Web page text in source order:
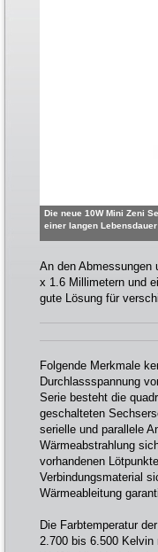
Die neue 10W Mini Zeni
einer langen
An den Abmessungen
x 1.6 Millimetern und
gute Lösung für
Folgende Merkmale
Durchlassspannung
Serie besteht die
geschalteten
serielle und parallele
Wärmeabstrahlung
vorhandenen
Verbindungsmaterial
Wärmeableitung
Die Farbtemperatur
2.700 bis 6.500 Kelvin